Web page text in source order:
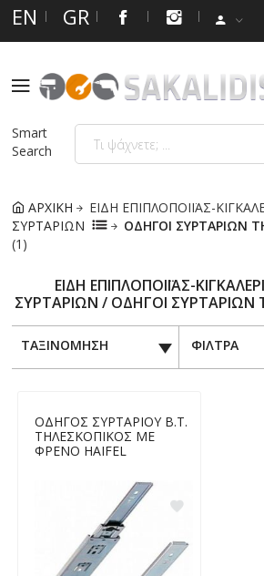
EN GR
Smart
Search
ΑΡΧΙΚΗ ΕΙΔΗ ΕΠΙΠΛΟΠΟΙΪΑΣ-
ΣΥΡΤΑΡΙΩΝ
ΟΔΗΓΟΙ ΣΥΡΤΑΡΙΩΝ
(1)
ΕΙΔΗ ΕΠΙΠΛΟΠΟΙΪΑΣ-
ΣΥΡΤΑΡΙΩΝ / ΟΔΗΓΟΙ ΣΥΡΤΑΡΙΩΝ
ΤΑΞΙΝΟΜΗΣΗ ΦΙΛΤΡΑ
ΟΔΗΓΟΣ ΣΥΡΤΑΡΙΟΥ Β.Τ.
ΤΗΛΕΣΚΟΠΙΚΟΣ ΜΕ
ΦΡΕΝΟ HAIFEL